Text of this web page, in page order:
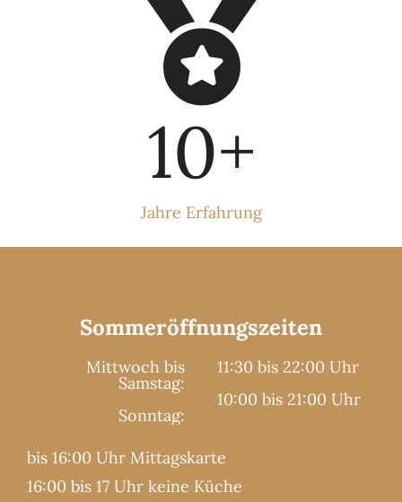
10+
Jahre Erfahrung
Sommeröffnungszeiten
Mittwoch bis
Samstag:
Sonntag:
11:30 bis 22:00 Uhr
10:00 bis 21:00 Uhr
bis 16:00 Uhr Mittagskarte
16:00 bis 17 Uhr keine Küche